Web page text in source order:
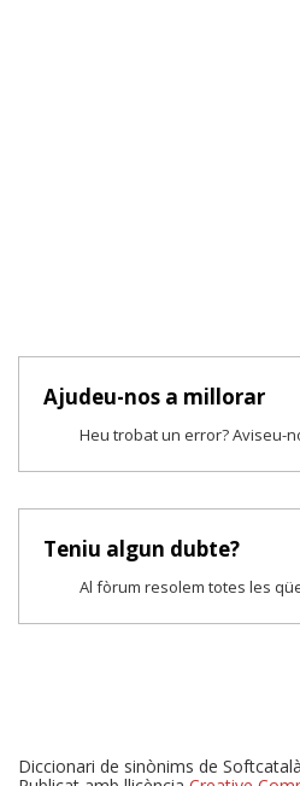
Ajudeu-nos a millorar
Heu trobat un error? Aviseu-
Teniu algun dubte?
Al fòrum resolem totes les
Diccionari de sinònims de